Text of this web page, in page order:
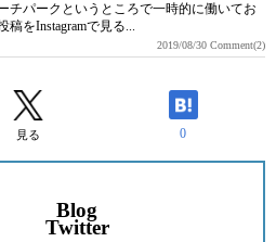
チパークというところで一時的に働いてお
をInstagramで見る...
2019/08/30 Comment(2)
見る 0
Blog
Twitter